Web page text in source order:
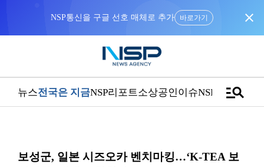
NSP통신을 구글 선호 매체로 추가 바로가기 close
뉴스전국은 지금NSP리포트소상공인이슈NSPTVmanage_search
보성군, 일본 시즈오카 벤치마킹…‘K-TEA 보